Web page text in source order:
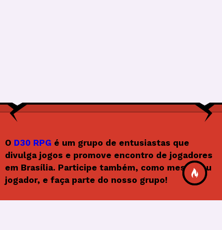
O D30 RPG é um grupo de entusiastas que
divulga jogos e promove encontro de jogadores
em Brasília. Participe também, como mestre ou
jogador, e faça parte do nosso grupo!